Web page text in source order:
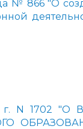
№ 866 "О
г. N 1702